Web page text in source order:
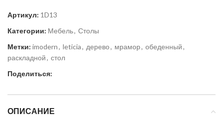
Артикул: 1D13
Категории: Мебель, Столы
Метки: imodern, leticia, дерево, мрамор, обеденный,
раскладной, стол
Поделиться:
ОПИСАНИЕ